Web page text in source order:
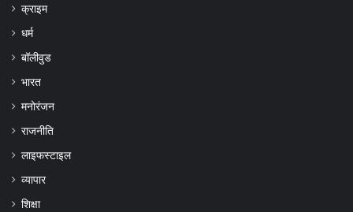
क्राइम
धर्म
बॉलीवुड
भारत
मनोरंजन
राजनीति
लाइफस्टाइल
व्यापार
शिक्षा